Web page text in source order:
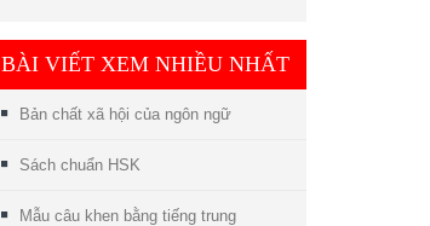
BÀI VIẾT XEM NHIỀU NHẤT
Bản chất xã hội của ngôn ngữ
Sách chuẩn HSK
Mẫu câu khen bằng tiếng trung